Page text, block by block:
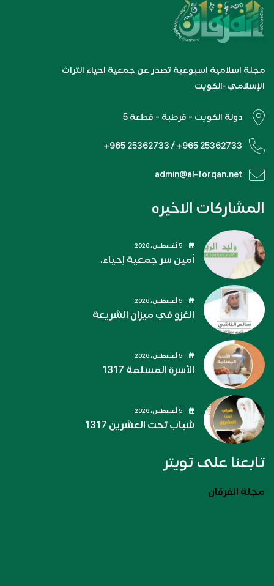
مجلة اسلامية اسبوعية تصدر عن جمعية احياء التراث
الإسلامي-الكويت
دولة الكويت - قرطبة - قطعة 5
+965 25362733 / +965 25362733
admin@al-forqan.net
المشاركات الاخيره
أمين سر جمعية إحياء.
الغزو في ميزان الشريعة
الأسرة المسلمة 1317
شباب تحت العشرين 1317
تابعنا على تويتر
مجلة الفرقان